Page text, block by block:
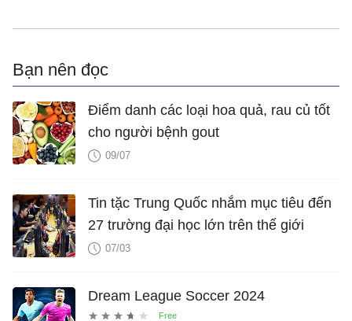
Bạn nên đọc
Điểm danh các loại hoa quả, rau củ tốt
cho người bệnh gout
09/07
Tin tặc Trung Quốc nhắm mục tiêu đến
27 trường đại học lớn trên thế giới
07/03
Dream League Soccer 2024